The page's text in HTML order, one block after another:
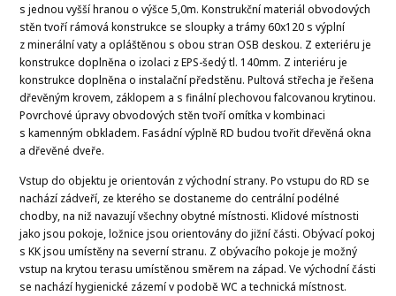
s jednou vyšší hranou o výšce 5,0m. Konstrukční materiál obvodových
stěn tvoří rámová konstrukce se sloupky a trámy 60x120 s výplní
z minerální vaty a opláštěnou s obou stran OSB deskou. Z exteriéru je
konstrukce doplněna o izolaci z EPS-šedý tl. 140mm. Z interiéru je
konstrukce doplněna o instalační předstěnu. Pultová střecha je řešena
dřevěným krovem, záklopem a s finální plechovou falcovanou krytinou.
Povrchové úpravy obvodových stěn tvoří omítka v kombinaci
s kamenným obkladem. Fasádní výplně RD budou tvořit dřevěná okna
a dřevěné dveře.
Vstup do objektu je orientován z východní strany. Po vstupu do RD se
nachází zádveří, ze kterého se dostaneme do centrální podélné
chodby, na niž navazují všechny obytné místnosti. Klidové místnosti
jako jsou pokoje, ložnice jsou orientovány do jižní části. Obývací pokoj
s KK jsou umístěny na severní stranu. Z obývacího pokoje je možný
vstup na krytou terasu umístěnou směrem na západ. Ve východní části
se nachází hygienické zázemí v podobě WC a technická místnost.